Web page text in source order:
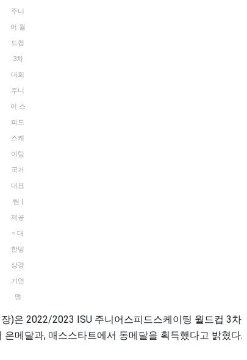
주니
어 월
드컵
3차
대회
주니
어 스
피드
스케
이팅
국가
대표
팀 |
제공
= 대
한빙
상경
기연
맹
)은 2022/2023 ISU 주니어스피드스케이팅 월드컵 3차
메달과, 매스스타트에서 동메달을 획득했다고 밝혔다.